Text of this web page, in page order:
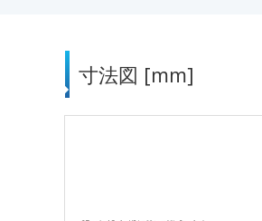
寸法図 [mm]